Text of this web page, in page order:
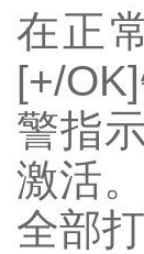
在正
[+/
警指
激活
全部